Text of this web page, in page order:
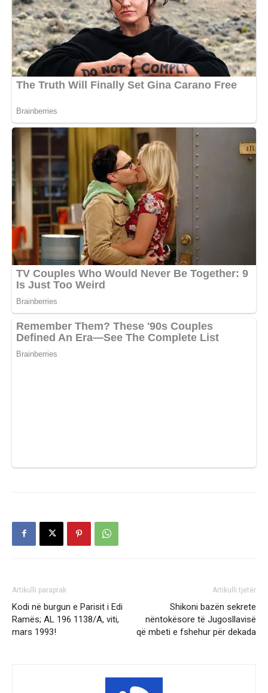
Artikulli paraprak
Kodi në burgun e Parisit i Edi
Ramës; AL 196 1138/A, viti,
mars 1993!
Artikulli tjetër
Shikoni bazën sekrete
nëntokësore të Jugosllavisë
që mbeti e fshehur për dekada